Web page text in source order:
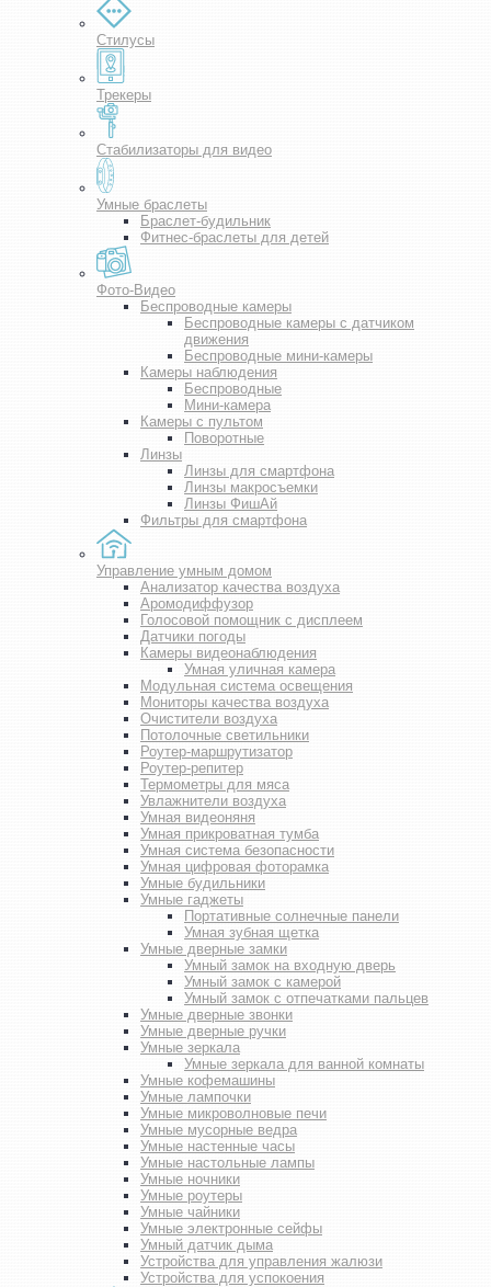
Стилусы
Трекеры
Стабилизаторы для видео
Умные браслеты
Браслет-будильник
Фитнес-браслеты для детей
Фото-Видео
Беспроводные камеры
Беспроводные камеры с датчиком
движения
Беспроводные мини-камеры
Камеры наблюдения
Беспроводные
Мини-камера
Камеры с пультом
Поворотные
Линзы
Линзы для смартфона
Линзы макросъемки
Линзы ФишАй
Фильтры для смартфона
Управление умным домом
Анализатор качества воздуха
Аромодиффузор
Голосовой помощник с дисплеем
Датчики погоды
Камеры видеонаблюдения
Умная уличная камера
Модульная система освещения
Мониторы качества воздуха
Очистители воздуха
Потолочные светильники
Роутер-маршрутизатор
Роутер-репитер
Термометры для мяса
Увлажнители воздуха
Умная видеоняня
Умная прикроватная тумба
Умная система безопасности
Умная цифровая фоторамка
Умные будильники
Умные гаджеты
Портативные солнечные панели
Умная зубная щетка
Умные дверные замки
Умный замок на входную дверь
Умный замок с камерой
Умный замок с отпечатками пальцев
Умные дверные звонки
Умные дверные ручки
Умные зеркала
Умные зеркала для ванной комнаты
Умные кофемашины
Умные лампочки
Умные микроволновые печи
Умные мусорные ведра
Умные настенные часы
Умные настольные лампы
Умные ночники
Умные роутеры
Умные чайники
Умные электронные сейфы
Умный датчик дыма
Устройства для управления жалюзи
Устройства для успокоения